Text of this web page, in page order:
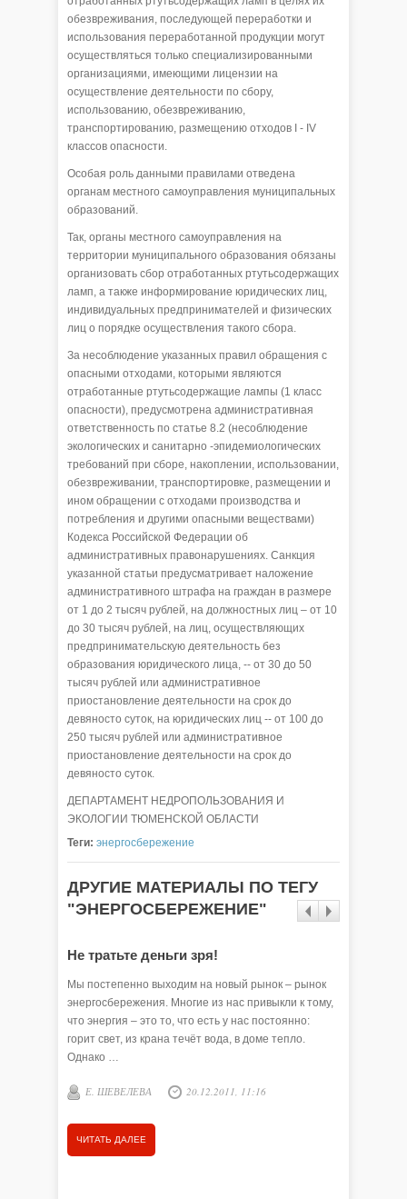
обезвреживания, последующей переработки и
использования переработанной продукции могут
осуществляться только специализированными
организациями, имеющими лицензии на
осуществление деятельности по сбору,
использованию, обезвреживанию,
транспортированию, размещению отходов I - IV
классов опасности.
Особая роль данными правилами отведена
органам местного самоуправления муниципальных
образований.
Так, органы местного самоуправления на
территории муниципального образования обязаны
организовать сбор отработанных ртутьсодержащих
ламп, а также информирование юридических лиц,
индивидуальных предпринимателей и физических
лиц о порядке осуществления такого сбора.
За несоблюдение указанных правил обращения с
опасными отходами, которыми являются
отработанные ртутьсодержащие лампы (1 класс
опасности), предусмотрена административная
ответственность по статье 8.2 (несоблюдение
экологических и санитарно -эпидемиологических
требований при сборе, накоплении, использовании,
обезвреживании, транспортировке, размещении и
ином обращении с отходами производства и
потребления и другими опасными веществами)
Кодекса Российской Федерации об
административных правонарушениях. Санкция
указанной статьи предусматривает наложение
административного штрафа на граждан в размере
от 1 до 2 тысяч рублей, на должностных лиц – от 10
до 30 тысяч рублей, на лиц, осуществляющих
предпринимательскую деятельность без
образования юридического лица, -- от 30 до 50
тысяч рублей или административное
приостановление деятельности на срок до
девяносто суток, на юридических лиц -- от 100 до
250 тысяч рублей или административное
приостановление деятельности на срок до
девяносто суток.
ДЕПАРТАМЕНТ НЕДРОПОЛЬЗОВАНИЯ И
ЭКОЛОГИИ ТЮМЕНСКОЙ ОБЛАСТИ
Теги: энергосбережение
ДРУГИЕ МАТЕРИАЛЫ ПО ТЕГУ
"ЭНЕРГОСБЕРЕЖЕНИЕ"
Не тратьте деньги зря!
Мы постепенно выходим на новый рынок – рынок
энергосбережения. Многие из нас привыкли к тому,
что энергия – это то, что есть у нас постоянно:
горит свет, из крана течёт вода, в доме тепло.
Однако …
Е. ШЕВЕЛЕВА 20.12.2011, 11:16
ЧИТАТЬ ДАЛЕЕ